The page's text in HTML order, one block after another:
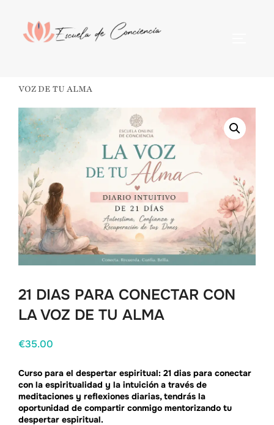
contenido
VOZ DE TU ALMA
21 DIAS PARA CONECTAR CON
LA VOZ DE TU ALMA
€35.00
Curso para el despertar espiritual: 21 dias para conectar
con la espiritualidad y la intuición a través de
meditaciones y reflexiones diarias, tendrás la
oportunidad de compartir conmigo mentorizando tu
despertar espiritual.